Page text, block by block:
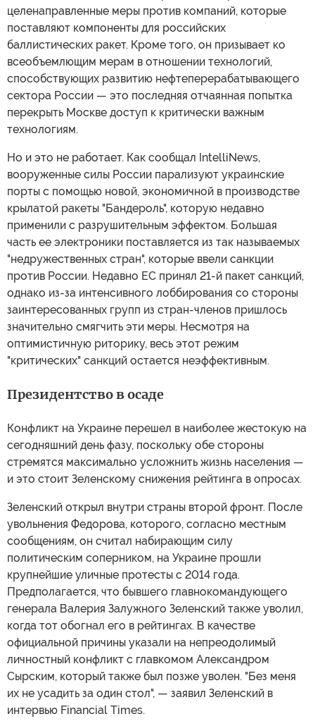
целенаправленные меры против компаний, которые
поставляют компоненты для российских
баллистических ракет. Кроме того, он призывает ко
всеобъемлющим мерам в отношении технологий,
способствующих развитию нефтеперерабатывающего
сектора России — это последняя отчаянная попытка
перекрыть Москве доступ к критически важным
технологиям.
Но и это не работает. Как сообщал IntelliNews,
вооруженные силы России парализуют украинские
порты с помощью новой, экономичной в производстве
крылатой ракеты "Бандероль", которую недавно
применили с разрушительным эффектом. Большая
часть ее электроники поставляется из так называемых
"недружественных стран", которые ввели санкции
против России. Недавно ЕС принял 21-й пакет санкций,
однако из-за интенсивного лоббирования со стороны
заинтересованных групп из стран-членов пришлось
значительно смягчить эти меры. Несмотря на
оптимистичную риторику, весь этот режим
"критических" санкций остается неэффективным.
Президентство в осаде
Конфликт на Украине перешел в наиболее жестокую на
сегодняшний день фазу, поскольку обе стороны
стремятся максимально усложнить жизнь населения —
и это стоит Зеленскому снижения рейтинга в опросах.
Зеленский открыл внутри страны второй фронт. После
увольнения Федорова, которого, согласно местным
сообщениям, он считал набирающим силу
политическим соперником, на Украине прошли
крупнейшие уличные протесты с 2014 года.
Предполагается, что бывшего главнокомандующего
генерала Валерия Залужного Зеленский также уволил,
когда тот обогнал его в рейтингах. В качестве
официальной причины указали на непреодолимый
личностный конфликт с главкомом Александром
Сырским, который также был позже уволен. "Без меня
их не усадить за один стол", — заявил Зеленский в
интервью Financial Times.